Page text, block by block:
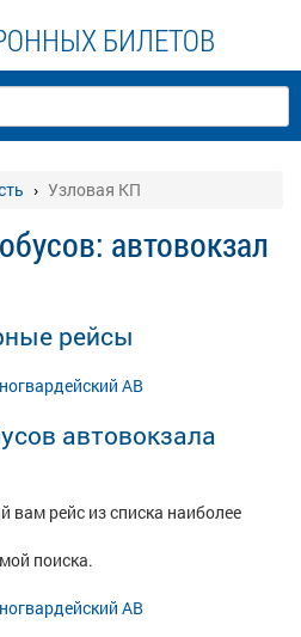
БИЛЕТОВ
Узловая КП
автовокзал
рейсы
АВ
автовокзала
рейс из списка наиболее
поиска.
АВ